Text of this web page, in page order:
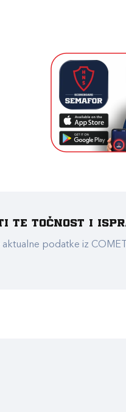
te točnost i
aktualne podatke iz